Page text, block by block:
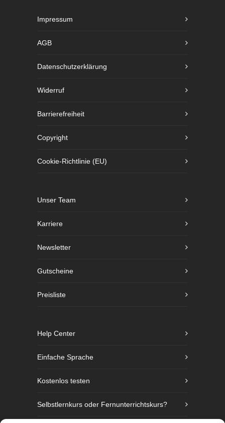
Impressum
AGB
Datenschutzerklärung
Widerruf
Barrierefreiheit
Copyright
Cookie-Richtlinie (EU)
Unser Team
Karriere
Newsletter
Gutscheine
Preisliste
Help Center
Einfache Sprache
Kostenlos testen
Selbstlernkurs oder Fernunterrichtskurs?